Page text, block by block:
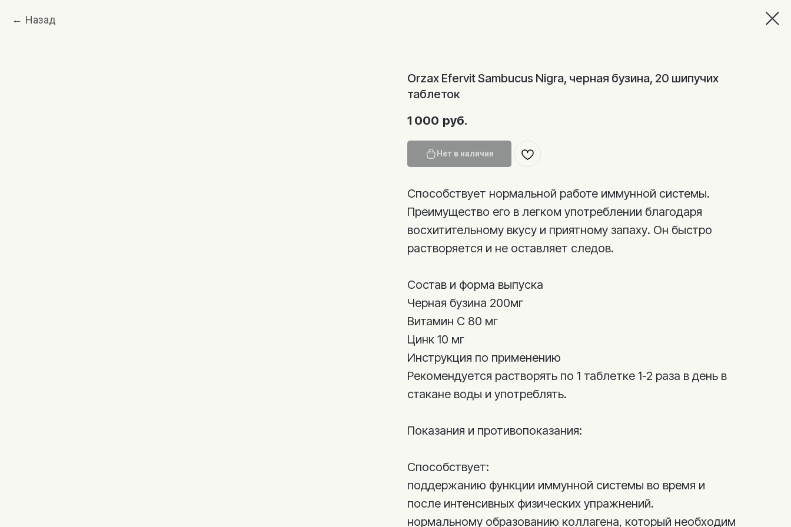
Назад
Orzax Efervit Sambucus Nigra, черная бузина, 20 шипучих
таблеток
1 000 руб.
Нет в наличии
Способствует нормальной работе иммунной системы.
Преимущество его в легком употреблении благодаря
восхитительному вкусу и приятному запаху. Он быстро
растворяется и не оставляет следов.
Состав и форма выпуска
Черная бузина 200мг
Витамин С 80 мг
Цинк 10 мг
Инструкция по применению
Рекомендуется растворять по 1 таблетке 1-2 раза в день в
стакане воды и употреблять.
Показания и противопоказания:
Способствует:
поддержанию функции иммунной системы во время и
после интенсивных физических упражнений.
нормальному образованию коллагена, который необходим